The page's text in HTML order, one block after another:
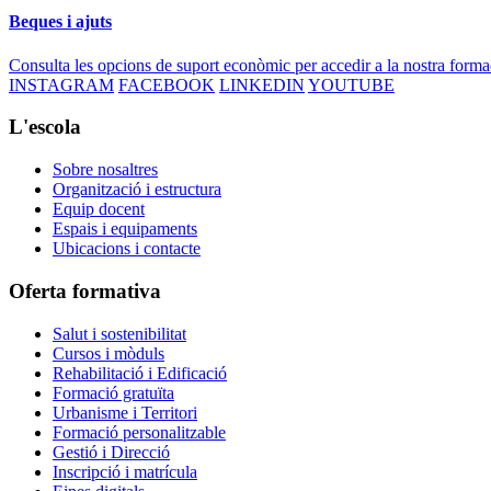
Beques i ajuts
Consulta les opcions de suport econòmic per accedir a la nostra
INSTAGRAM FACEBOOK LINKEDIN YOUTUBE
L'escola
Sobre nosaltres
Organització i estructura
Equip docent
Espais i equipaments
Ubicacions i contacte
Oferta formativa
Salut i sostenibilitat
Cursos i mòduls
Rehabilitació i Edificació
Formació gratuïta
Urbanisme i Territori
Formació personalitzable
Gestió i Direcció
Inscripció i matrícula